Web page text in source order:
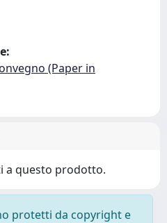
(Paper in
a questo prodotto.
protetti da copyright e